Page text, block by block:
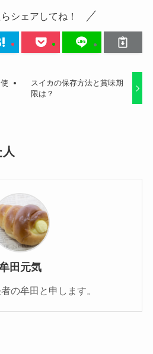
シェアしてね！
スイカの保存方法と賞味期
限は？
田元気
の牟田と申します。